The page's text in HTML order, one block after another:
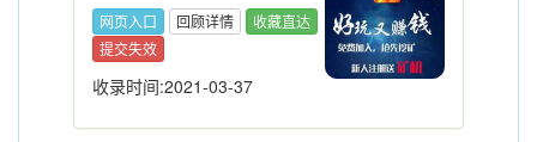
网页入口 回顾详情
收藏直达
提交失效
收录时间:2021-03-37